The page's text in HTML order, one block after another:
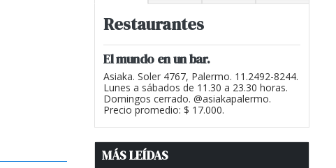
Restaurantes
El mundo en un bar.
Asiaka. Soler 4767, Palermo. 11.2492-8244.
Lunes a sábados de 11.30 a 23.30 horas.
Domingos cerrado. @asiakapalermo.
Precio promedio: $ 17.000.
MÁS LEÍDAS